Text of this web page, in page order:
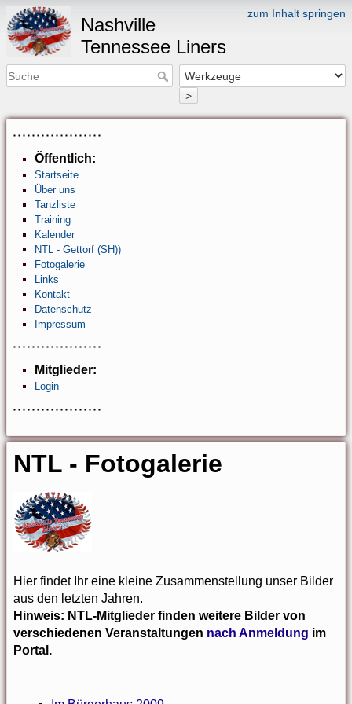
zum Inhalt springen
Nashville
Tennessee Liners
>
Öffentlich:
Startseite
Über uns
Tanzliste
Training
Kalender
NTL - Gettorf (SH))
Fotogalerie
Links
Kontakt
Datenschutz
Impressum
Mitglieder:
Login
NTL - Fotogalerie
Hier findet Ihr eine kleine Zusammenstellung unser Bilder
aus den letzten Jahren.
Hinweis: NTL-Mitglieder finden weitere Bilder von
verschiedenen Veranstaltungen nach Anmeldung im
Portal.